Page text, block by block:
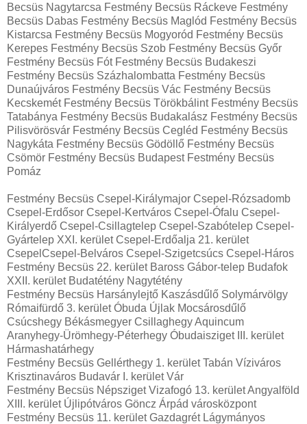
Becsüs Nagytarcsa Festmény Becsüs Ráckeve Festmény
Becsüs Dabas Festmény Becsüs Maglód Festmény Becsüs
Kistarcsa Festmény Becsüs Mogyoród Festmény Becsüs
Kerepes Festmény Becsüs Szob Festmény Becsüs Győr
Festmény Becsüs Fót Festmény Becsüs Budakeszi
Festmény Becsüs Százhalombatta Festmény Becsüs
Dunaújváros Festmény Becsüs Vác Festmény Becsüs
Kecskemét Festmény Becsüs Törökbálint Festmény Becsüs
Tatabánya Festmény Becsüs Budakalász Festmény Becsüs
Pilisvörösvár Festmény Becsüs Cegléd Festmény Becsüs
Nagykáta Festmény Becsüs Gödöllő Festmény Becsüs
Csömör Festmény Becsüs Budapest Festmény Becsüs
Pomáz
Festmény Becsüs Csepel-Királymajor Csepel-Rózsadomb
Csepel-Erdősor Csepel-Kertváros Csepel-Ófalu Csepel-
Királyerdő Csepel-Csillagtelep Csepel-Szabótelep Csepel-
Gyártelep XXI. kerület Csepel-Erdőalja 21. kerület
CsepelCsepel-Belváros Csepel-Szigetcsúcs Csepel-Háros
Festmény Becsüs 22. kerület Baross Gábor-telep Budafok
XXII. kerület Budatétény Nagytétény
Festmény Becsüs Harsánylejtő Kaszásdűlő Solymárvölgy
Rómaifürdő 3. kerület Óbuda Újlak Mocsárosdűlő
Csúcshegy Békásmegyer Csillaghegy Aquincum
Aranyhegy-Ürömhegy-Péterhegy Óbudaisziget III. kerület
Hármashatárhegy
Festmény Becsüs Gellérthegy 1. kerület Tabán Víziváros
Krisztinaváros Budavár I. kerület Vár
Festmény Becsüs Népsziget Vizafogó 13. kerület Angyalföld
XIII. kerület Újlipótváros Göncz Árpád városközpont
Festmény Becsüs 11. kerület Gazdagrét Lágymányos